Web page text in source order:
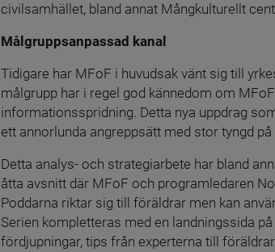
civilsamhället, bland annat Mångkulturellt
Målgruppsanpassad kanal
Tidigare har MFoF i huvudsak vänt sig till
målgrupp har i regel god kännedom om
informationsspridning. Detta nya uppdrag
ett annorlunda angreppsätt med stor tyngd
Detta analys- och strategiarbete har bland
åtta avsnitt där MFoF och programledaren
Poddarna riktar sig till föräldrar men kan
Serien kompletteras med en landningssida
fördjupningar, tips från experterna till